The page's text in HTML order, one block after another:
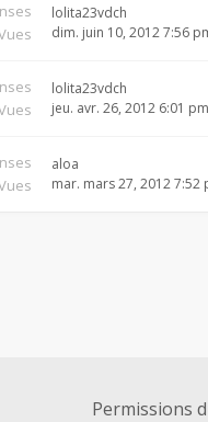
lolita23vdch
dim. juin 10, 2012 7:56
lolita23vdch
jeu. avr. 26, 2012 6:01 pm
aloa
mar. mars 27, 2012 7:52
Permissions